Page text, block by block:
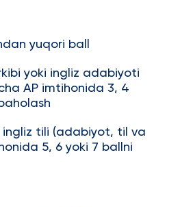
yuqori ball
yoki ingliz adabiyoti
AP imtihonida 3, 4
ingliz tili (adabiyot, til va
5, 6 yoki 7 ballni